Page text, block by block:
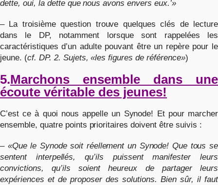
dette, oui, la dette que nous avons envers eux.’»
– La troisième question trouve quelques clés de lecture
dans le DP, notamment lorsque sont rappelées les
caractéristiques d’un adulte pouvant être un repère pour le
jeune. (cf. DP. 2. Sujets, «les figures de référence»)
5.Marchons ensemble dans une
écoute véritable des jeunes!
C’est ce à quoi nous appelle un Synode! Et pour marcher
ensemble, quatre points prioritaires doivent être suivis :
– «Que le Synode soit réellement un Synode! Que tous se
sentent interpellés, qu’ils puissent manifester leurs
convictions, qu’ils soient heureux de partager leurs
expériences et de proposer des solutions. Bien sûr, il faut